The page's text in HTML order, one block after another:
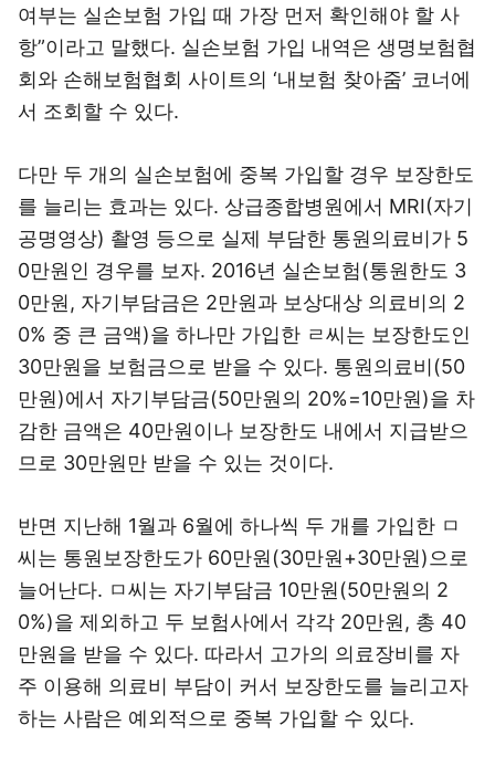
여부는 실손보험 가입 때 가장 먼저 확인해야 할 사
항”이라고 말했다. 실손보험 가입 내역은 생명보험협
회와 손해보험협회 사이트의 ‘내보험 찾아줌’ 코너에
서 조회할 수 있다.
다만 두 개의 실손보험에 중복 가입할 경우 보장한도
를 늘리는 효과는 있다. 상급종합병원에서 MRI(자기
공명영상) 촬영 등으로 실제 부담한 통원의료비가 5
0만원인 경우를 보자. 2016년 실손보험(통원한도 3
0만원, 자기부담금은 2만원과 보상대상 의료비의 2
0% 중 큰 금액)을 하나만 가입한 ㄹ씨는 보장한도인
30만원을 보험금으로 받을 수 있다. 통원의료비(50
만원)에서 자기부담금(50만원의 20%=10만원)을 차
감한 금액은 40만원이나 보장한도 내에서 지급받으
므로 30만원만 받을 수 있는 것이다.
반면 지난해 1월과 6월에 하나씩 두 개를 가입한 ㅁ
씨는 통원보장한도가 60만원(30만원+30만원)으로
늘어난다. ㅁ씨는 자기부담금 10만원(50만원의 2
0%)을 제외하고 두 보험사에서 각각 20만원, 총 40
만원을 받을 수 있다. 따라서 고가의 의료장비를 자
주 이용해 의료비 부담이 커서 보장한도를 늘리고자
하는 사람은 예외적으로 중복 가입할 수 있다.